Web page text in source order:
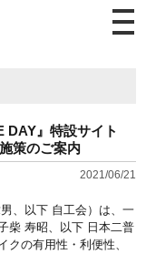
DAY』特設サイト
策のご案内
2021/06/21
、以下 自工会）は、一
柴 寿昭、以下 日本二普
の有用性・利便性、